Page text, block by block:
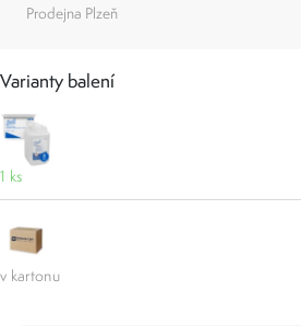
Prodejna Plzeň
Varianty balení
1 ks
v kartonu